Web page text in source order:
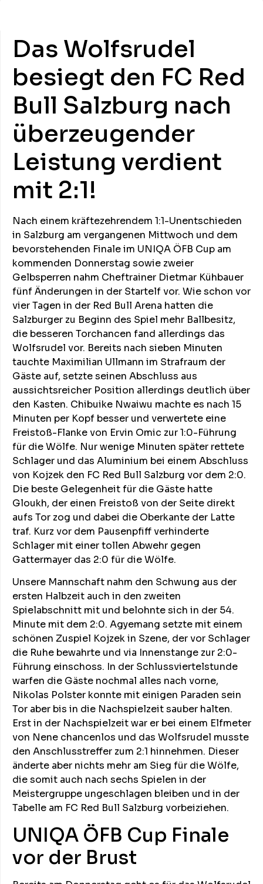
Das Wolfsrudel
besiegt den FC Red
Bull Salzburg nach
überzeugender
Leistung verdient
mit 2:1!
Nach einem kräftezehrendem 1:1-Unentschieden
in Salzburg am vergangenen Mittwoch und dem
bevorstehenden Finale im UNIQA ÖFB Cup am
kommenden Donnerstag sowie zweier
Gelbsperren nahm Cheftrainer Dietmar Kühbauer
fünf Änderungen in der Startelf vor. Wie schon vor
vier Tagen in der Red Bull Arena hatten die
Salzburger zu Beginn des Spiel mehr Ballbesitz,
die besseren Torchancen fand allerdings das
Wolfsrudel vor. Bereits nach sieben Minuten
tauchte Maximilian Ullmann im Strafraum der
Gäste auf, setzte seinen Abschluss aus
aussichtsreicher Position allerdings deutlich über
den Kasten. Chibuike Nwaiwu machte es nach 15
Minuten per Kopf besser und verwertete eine
Freistoß-Flanke von Ervin Omic zur 1:0-Führung
für die Wölfe. Nur wenige Minuten später rettete
Schlager und das Aluminium bei einem Abschluss
von Kojzek den FC Red Bull Salzburg vor dem 2:0.
Die beste Gelegenheit für die Gäste hatte
Gloukh, der einen Freistoß von der Seite direkt
aufs Tor zog und dabei die Oberkante der Latte
traf. Kurz vor dem Pausenpfiff verhinderte
Schlager mit einer tollen Abwehr gegen
Gattermayer das 2:0 für die Wölfe.
Unsere Mannschaft nahm den Schwung aus der
ersten Halbzeit auch in den zweiten
Spielabschnitt mit und belohnte sich in der 54.
Minute mit dem 2:0. Agyemang setzte mit einem
schönen Zuspiel Kojzek in Szene, der vor Schlager
die Ruhe bewahrte und via Innenstange zur 2:0-
Führung einschoss. In der Schlussviertelstunde
warfen die Gäste nochmal alles nach vorne,
Nikolas Polster konnte mit einigen Paraden sein
Tor aber bis in die Nachspielzeit sauber halten.
Erst in der Nachspielzeit war er bei einem Elfmeter
von Nene chancenlos und das Wolfsrudel musste
den Anschlusstreffer zum 2:1 hinnehmen. Dieser
änderte aber nichts mehr am Sieg für die Wölfe,
die somit auch nach sechs Spielen in der
Meistergruppe ungeschlagen bleiben und in der
Tabelle am FC Red Bull Salzburg vorbeiziehen.
UNIQA ÖFB Cup Finale
vor der Brust